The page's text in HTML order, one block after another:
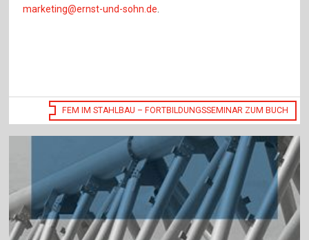
marketing@ernst-und-sohn.de
FEM IM STAHLBAU – FORTBILDUNGSSEMINAR ZUM BUCH